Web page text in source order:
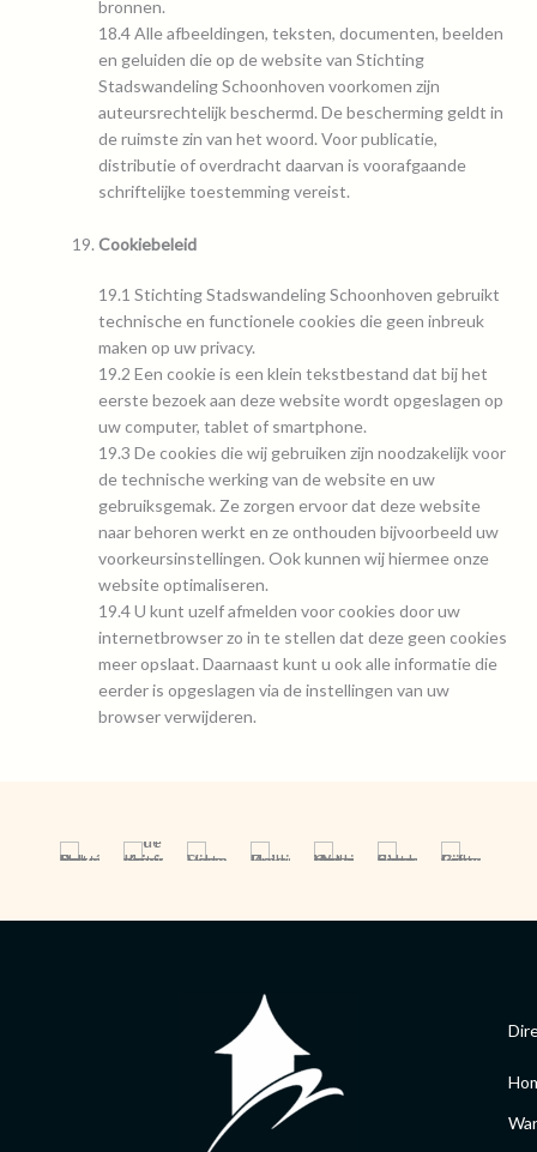
bronnen.
18.4 Alle afbeeldingen, teksten, documenten, beelden
en geluiden die op de website van Stichting
Stadswandeling Schoonhoven voorkomen zijn
auteursrechtelijk beschermd. De bescherming geldt in
de ruimste zin van het woord. Voor publicatie,
distributie of overdracht daarvan is voorafgaande
schriftelijke toestemming vereist.
Cookiebeleid
19.1 Stichting Stadswandeling Schoonhoven gebruikt
technische en functionele cookies die geen inbreuk
maken op uw privacy.
19.2 Een cookie is een klein tekstbestand dat bij het
eerste bezoek aan deze website wordt opgeslagen op
uw computer, tablet of smartphone.
19.3 De cookies die wij gebruiken zijn noodzakelijk voor
de technische werking van de website en uw
gebruiksgemak. Ze zorgen ervoor dat deze website
naar behoren werkt en ze onthouden bijvoorbeeld uw
voorkeursinstellingen. Ook kunnen wij hiermee onze
website optimaliseren.
19.4 U kunt uzelf afmelden voor cookies door uw
internetbrowser zo in te stellen dat deze geen cookies
meer opslaat. Daarnaast kunt u ook alle informatie die
eerder is opgeslagen via de instellingen van uw
browser verwijderen.